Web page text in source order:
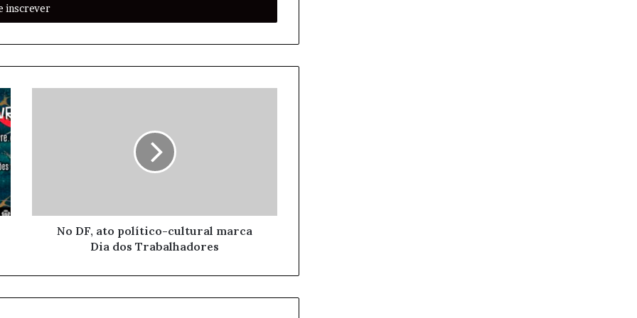
No DF, ato político-cultural marca
Dia dos Trabalhadores